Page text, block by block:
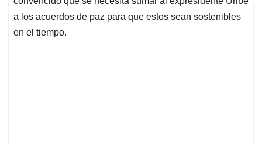
a los acuerdos de paz para que estos sean sostenibles
en el tiempo.